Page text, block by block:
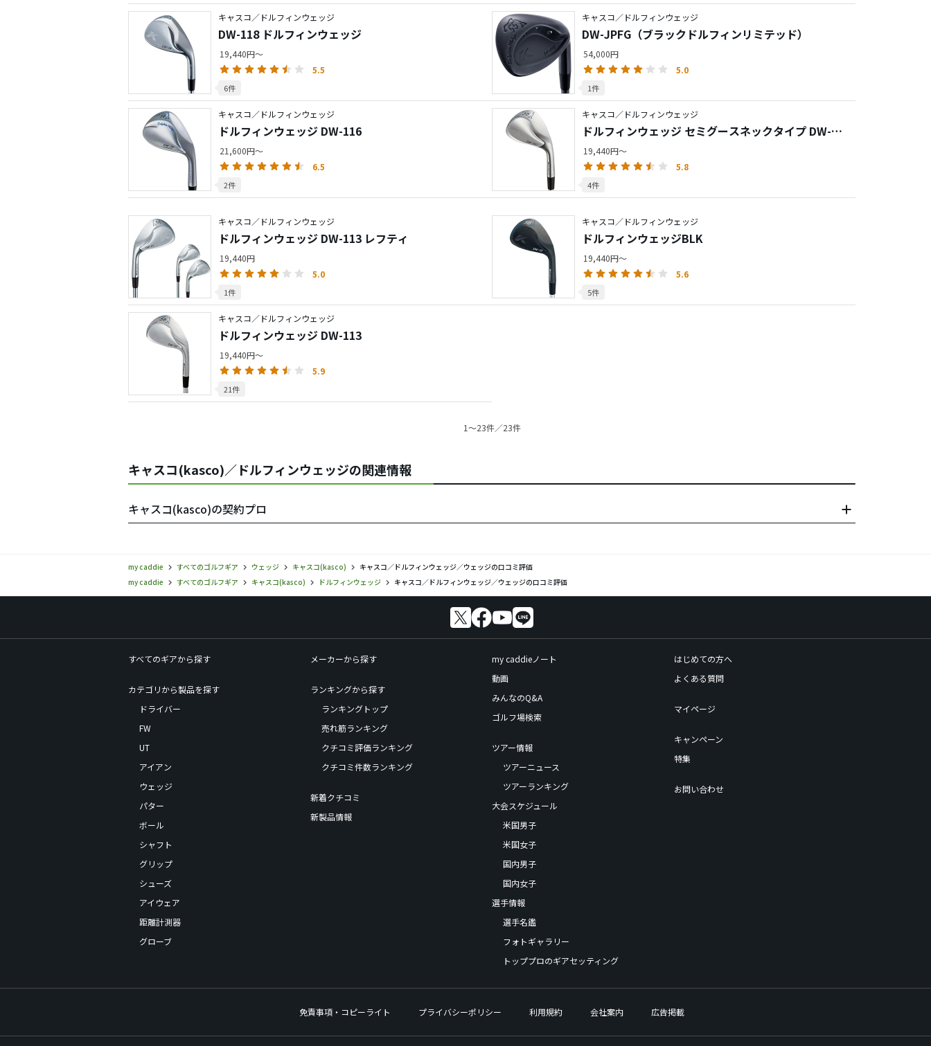
キャスコ／ドルフィンウェッジ
DW-118 ドルフィンウェッジ
19,440円～
5.5
6件
キャスコ／ドルフィンウェッジ
DW-JPFG（ブラックドルフィンリミテッド）
54,000円
5.0
1件
キャスコ／ドルフィンウェッジ
ドルフィンウェッジ DW-116
21,600円～
6.5
2件
キャスコ／ドルフィンウェッジ
ドルフィンウェッジ セミグースネックタイプ DW-
115G
19,440円～
5.8
4件
キャスコ／ドルフィンウェッジ
ドルフィンウェッジ DW-113 レフティ
19,440円
5.0
1件
キャスコ／ドルフィンウェッジ
ドルフィンウェッジBLK
19,440円～
5.6
5件
キャスコ／ドルフィンウェッジ
ドルフィンウェッジ DW-113
19,440円～
5.9
21件
1〜23件／23件
キャスコ(kasco)／ドルフィンウェッジの関連情報
キャスコ(kasco)の契約プロ
my caddie すべてのゴルフギア ウェッジ キャスコ(kasco)
キャスコ／ドルフィンウェッジ／ウェッジの口コミ評価
my caddie
すべてのゴルフギア キャスコ(kasco) ドルフィンウェッジ キャスコ／ドルフィンウェッジ／ウェッジの口コミ評価
すべてのギアから探す
カテゴリから製品を探す
ドライバー
FW
UT
アイアン
ウェッジ
パター
ボール
シャフト
グリップ
シューズ
アイウェア
距離計測器
グローブ
メーカーから探す
ランキングから探す
ランキングトップ
売れ筋ランキング
クチコミ評価ランキング
クチコミ件数ランキング
新着クチコミ
新製品情報
my caddieノート
動画
みんなのQ&A
ゴルフ場検索
ツアー情報
ツアーニュース
ツアーランキング
大会スケジュール
米国男子
米国女子
国内男子
国内女子
選手情報
選手名鑑
フォトギャラリー
トッププロのギアセッティング
はじめての方へ
よくある質問
マイページ
キャンペーン
特集
お問い合わせ
免責事項・コピーライト プライバシーポリシー 利用規約 会社案内 広告掲載